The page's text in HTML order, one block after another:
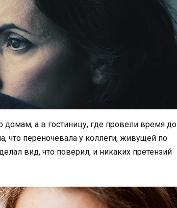
а в гостиницу, где провели время до
что переночевала у коллеги, живущей по
вид, что поверил, и никаких претензий